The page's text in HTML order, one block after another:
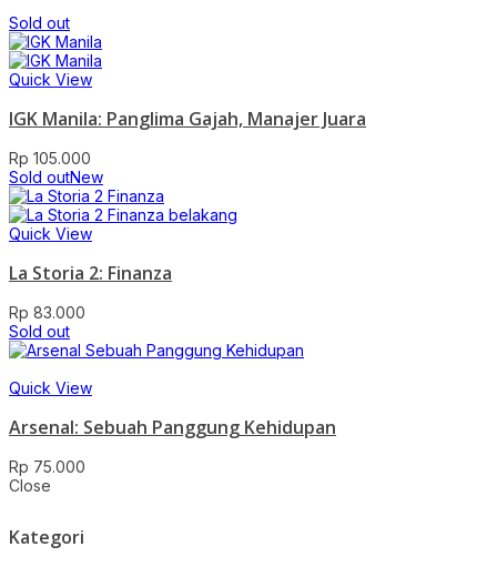
Sold out
Quick View
IGK Manila: Panglima Gajah, Manajer Juara
Rp 105.000
Sold outNew
Quick View
La Storia 2: Finanza
Rp 83.000
Sold out
Quick View
Arsenal: Sebuah Panggung Kehidupan
Rp 75.000
Close
Kategori